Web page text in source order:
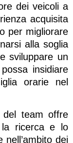
dei veicoli a
acquisita
per migliorare
alla soglia
sviluppare un
insidiare
orarie nel
del team offre
la ricerca e lo
nell’ambito dei